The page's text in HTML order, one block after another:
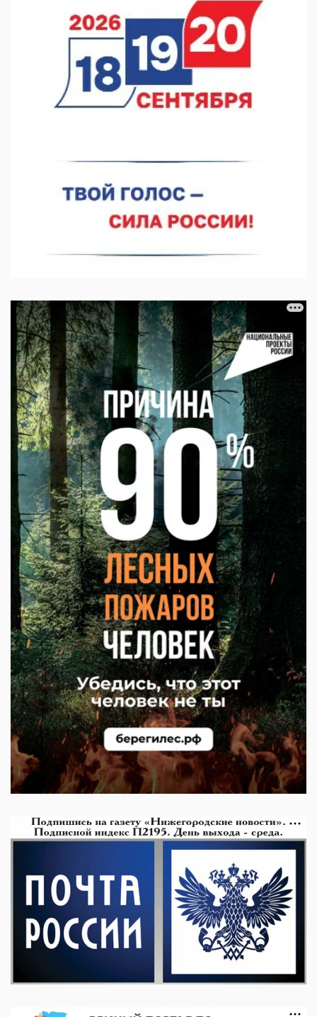
07.08.2026 12:15
В Нижнем Новгороде прошло совещание Росгвардии
07.08.2026 12:04